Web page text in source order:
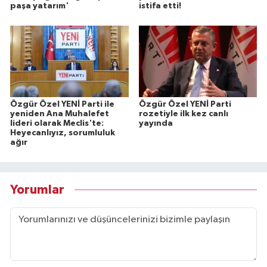
paşa yatarım'
istifa etti!
Özgür Özel YENİ Parti ile
yeniden Ana Muhalefet
lideri olarak Meclis'te:
Heyecanlıyız, sorumluluk
ağır
Özgür Özel YENİ Parti
rozetiyle ilk kez canlı
yayında
Yorumlar